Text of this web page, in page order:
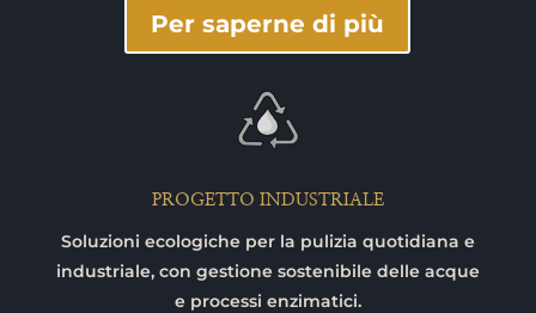
Per saperne di più
PROGETTO INDUSTRIALE
Soluzioni ecologiche per la pulizia quotidiana e
industriale, con gestione sostenibile delle acque
e processi enzimatici.